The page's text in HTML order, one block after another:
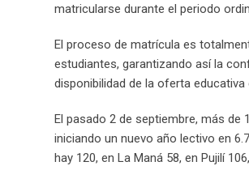
matricularse durante el periodo
El proceso de matrícula es
estudiantes, garantizando así la
disponibilidad de la oferta
El pasado 2 de septiembre, más de
iniciando un nuevo año lectivo en
hay 120, en La Maná 58, en Pujilí